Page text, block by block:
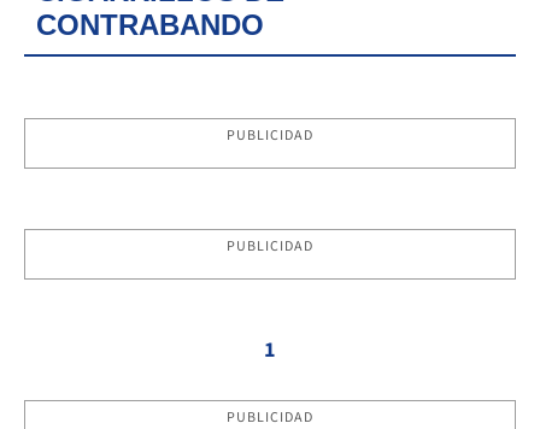
CONTRABANDO
PUBLICIDAD
PUBLICIDAD
1
PUBLICIDAD